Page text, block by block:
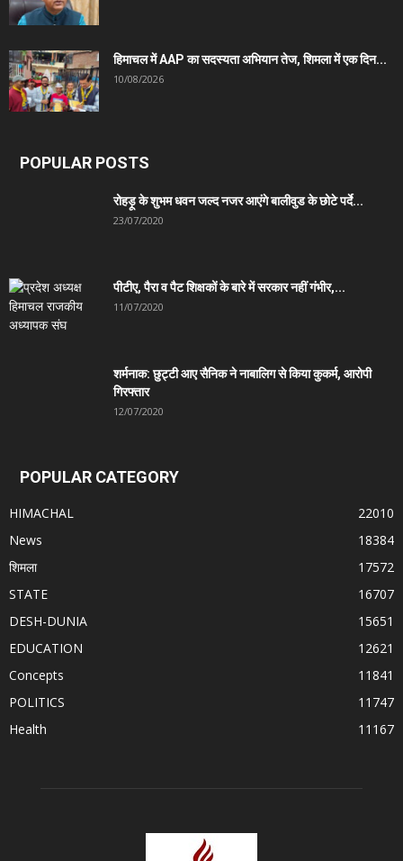
हिमाचल में AAP का सदस्यता अभियान तेज, शिमला में एक दिन...
10/08/2026
POPULAR POSTS
रोहड़ू के शुभम धवन जल्द नजर आएंगे बालीवुड के छोटे पर्दे...
23/07/2020
पीटीए, पैरा व पैट शिक्षकों के बारे में सरकार नहीं गंभीर,...
11/07/2020
शर्मनाक: छुट्टी आए सैनिक ने नाबालिग से किया कुकर्म, आरोपी
गिरफ्तार
12/07/2020
POPULAR CATEGORY
HIMACHAL
22010
News
18384
शिमला
17572
STATE
16707
DESH-DUNIA
15651
EDUCATION
12621
Concepts
11841
POLITICS
11747
Health
11167